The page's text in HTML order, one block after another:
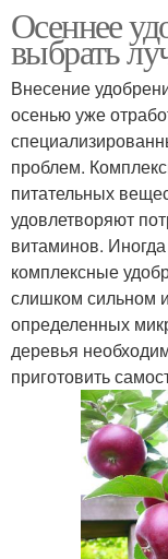
Осеннее
выбрать
Внесение
осенью уже
проблем.
питательных
удовлетворяют
витаминов.
комплексные
слишком сильном
определенных
деревья
приготовить